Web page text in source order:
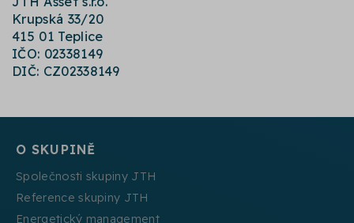
Krupská 33/20
415 01 Teplice
IČO: 02338149
DIČ: CZ02338149
O SKUPINĚ
Společnosti skupiny JTH
Reference skupiny JTH
Energetický management